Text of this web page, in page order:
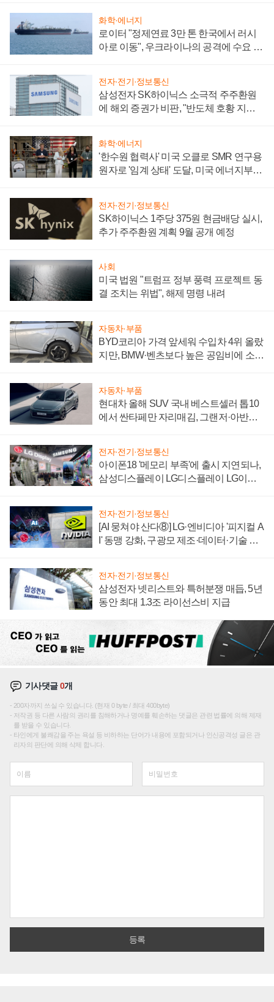
화학·에너지
로이터 "정제연료 3만 톤 한국에서 러시
아로 이동", 우크라이나의 공격에 수요 늘
전자·전기·정보통신
삼성전자 SK하이닉스 소극적 주주환원
에 해외 증권가 비판, "반도체 호황 지속
화학·에너지
'한수원 협력사' 미국 오클로 SMR 연구용
원자로 '임계 상태' 도달, 미국 에너지부
전자·전기·정보통신
SK하이닉스 1주당 375원 현금배당 실시,
추가 주주환원 계획 9월 공개 예정
사회
미국 법원 "트럼프 정부 풍력 프로젝트 동
결 조치는 위법", 해제 명령 내려
자동차·부품
BYD코리아 가격 앞세워 수입차 4위 올랐
지만, BMW·벤츠보다 높은 공임비에 소비
자동차·부품
현대차 올해 SUV 국내 베스트셀러 톱10
에서 싼타페만 자리매김, 그랜저·아반떼
전자·전기·정보통신
아이폰18 '메모리 부족'에 출시 지연되나,
삼성디스플레이 LG디스플레이 LG이노
전자·전기·정보통신
[AI 뭉쳐야 산다⑧] LG·엔비디아 '피지컬 A
I' 동맹 강화, 구광모 제조·데이터·기술 결
전자·전기·정보통신
삼성전자 넷리스트와 특허분쟁 매듭, 5년
동안 최대 1.3조 라이선스비 지급
기사댓글0개
200자까지 쓰실 수 있습니다. (현재 0 byte / 최대 400byte)
저작권 등 다른 사람의 권리를 침해하거나 명예를 훼손하는 댓글은 관련 법률에 의해 제재
를 받을 수 있습니다.
타인에게 불쾌감을 주는 욕설 등 비하하는 단어가 내용에 포함되거나 인신공격성 글은 관
리자의 판단에 의해 삭제 합니다.